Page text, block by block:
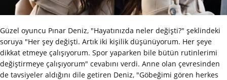
Güzel oyuncu Pınar Deniz, "Hayatınızda neler değişti?" şeklindeki
soruya "Her şey değişti. Artık iki kişilik düşünüyorum. Her şeye
dikkat etmeye çalışıyorum. Spor yaparken bile bütün rutinlerimi
değiştirmeye çalışıyorum" cevabını verdi. Anne olan çevresinden
de tavsiyeler aldığını dile getiren Deniz, "Göbeğimi gören herkes